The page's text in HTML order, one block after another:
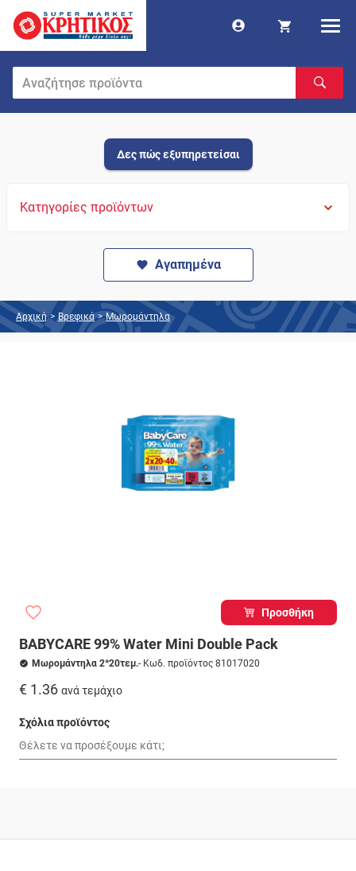
Δες πώς εξυπηρετείσαι
Κατηγορίες προϊόντων
Αγαπημένα
Αρχική > Βρεφικά > Μωρομάντηλα
Προσθήκη
BABYCARE 99% Water Mini Double Pack
Μωρομάντηλα 2*20τεμ.- Κωδ. προϊόντος 81017020
€ 1.36 ανά τεμάχιο
Σχόλια προϊόντος